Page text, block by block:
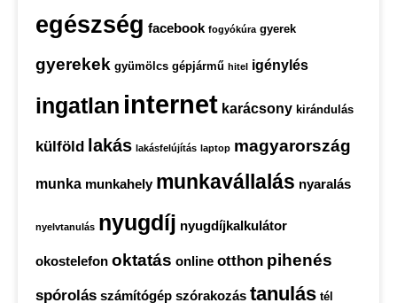
egészség facebook fogyókúra gyerek
gyerekek gyümölcs gépjármű hitel igénylés
ingatlan internet karácsony kirándulás
külföld lakás lakásfelújítás laptop magyarország
munka munkahely munkavállalás nyaralás
nyelvtanulás nyugdíj nyugdíjkalkulátor
okostelefon oktatás online otthon pihenés
spórolás számítógép szórakozás tanulás tél